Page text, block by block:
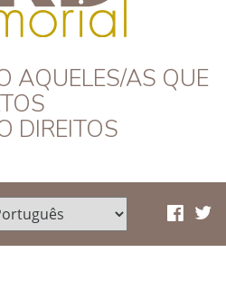
–
AQUELES/AS QUE
DIREITOS